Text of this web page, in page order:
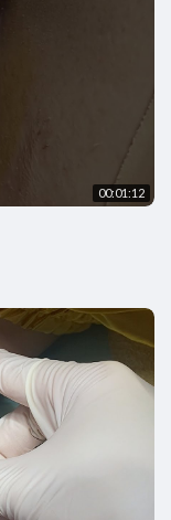
00:01:12